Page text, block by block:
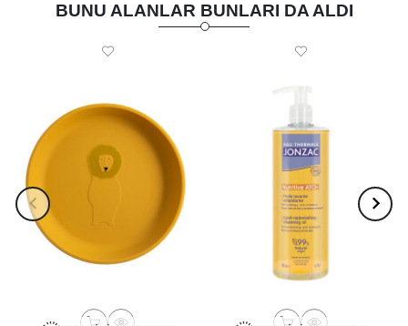
BUNU ALANLAR BUNLARI DA ALDI